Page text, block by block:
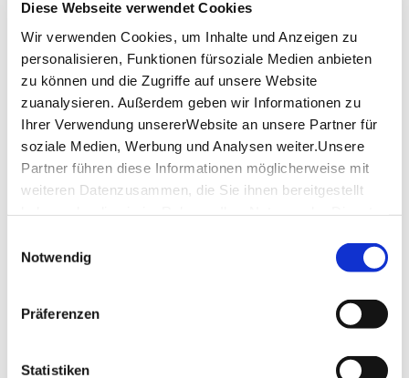
Diese Webseite verwendet Cookies
Wir verwenden Cookies, um Inhalte und Anzeigen zu
personalisieren, Funktionen fürsoziale Medien anbieten
zu können und die Zugriffe auf unsere Website
zuanalysieren. Außerdem geben wir Informationen zu
Ihrer Verwendung unsererWebsite an unsere Partner für
soziale Medien, Werbung und Analysen weiter.Unsere
Partner führen diese Informationen möglicherweise mit
weiteren Datenzusammen, die Sie ihnen bereitgestellt
Impressum
Notwendig
Präferenzen
Statistiken
Stuttgart Touren
PREIS: Kosten pro Gruppe ab € 170,00
ANFRAGEN
Stuttgart Convention Bureau
RAHMENPROGRAMME &
Sie möchten mit Ihren Tagungsteilnehmern,
Stuttgart entdecken? Dann sind Sie bei uns richtig!
Wir helfen Ihnen gerne bei der Zusammenstellung
Ihre Vorstellungen und Vorgaben ausgerichteten